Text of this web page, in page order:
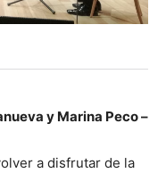
y Marina Peco –
a disfrutar de la